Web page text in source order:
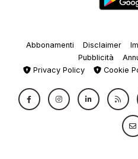
Abbonamenti Disclaimer
Pubblicità
Privacy Policy
Cookie